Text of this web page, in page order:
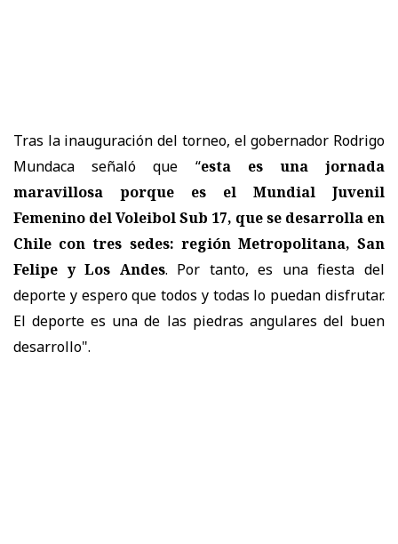
Tras la inauguración del torneo, el gobernador Rodrigo
Mundaca señaló que “esta es una jornada
maravillosa porque es el Mundial Juvenil
Femenino del Voleibol Sub 17, que se desarrolla en
Chile con tres sedes: región Metropolitana, San
Felipe y Los Andes. Por tanto, es una fiesta del
deporte y espero que todos y todas lo puedan disfrutar.
El deporte es una de las piedras angulares del buen
desarrollo".